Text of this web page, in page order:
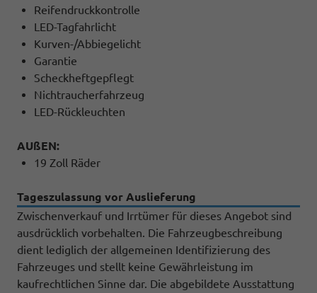
Reifendruckkontrolle
LED-Tagfahrlicht
Kurven-/Abbiegelicht
Garantie
Scheckheftgepflegt
Nichtraucherfahrzeug
LED-Rückleuchten
AUßEN:
19 Zoll Räder
Tageszulassung vor Auslieferung
Zwischenverkauf und Irrtümer für dieses Angebot sind
ausdrücklich vorbehalten. Die Fahrzeugbeschreibung
dient lediglich der allgemeinen Identifizierung des
Fahrzeuges und stellt keine Gewährleistung im
kaufrechtlichen Sinne dar. Die abgebildete Ausstattung